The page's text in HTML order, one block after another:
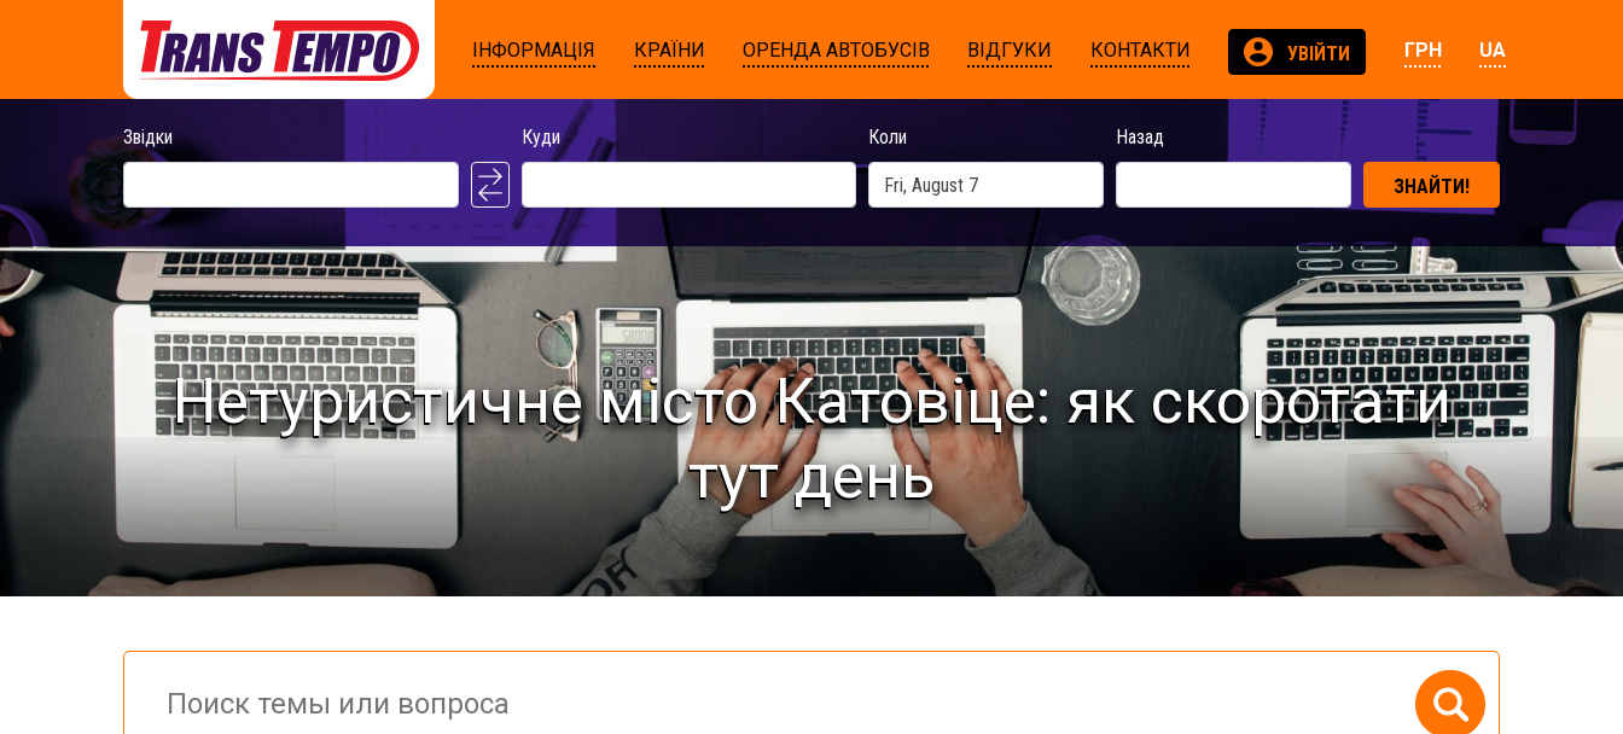
ІНФОРМАЦІЯ КРАЇНИ ОРЕНДА АВТОБУСІВ ВІДГУКИ КОНТАКТИ УВІЙТИ ГРН UA
Звідки Куди Коли Назад
ЗНАЙТИ!
Нетуристичне місто Катовіце: як скоротати
тут день